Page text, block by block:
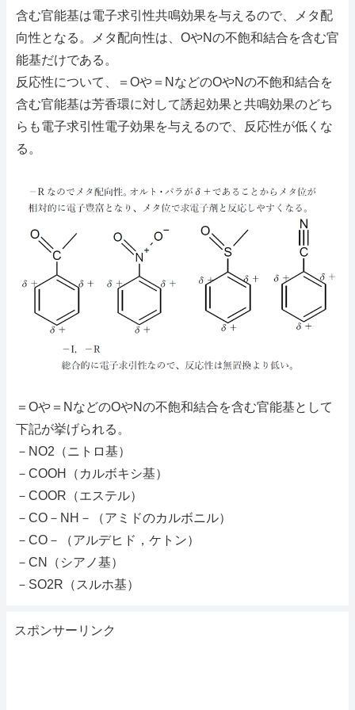
含む官能基は電子求引性共鳴効果を与えるので、メタ配
向性となる。メタ配向性は、OやNの不飽和結合を含む官
能基だけである。
反応性について、＝Oや＝NなどのOやNの不飽和結合を
含む官能基は芳香環に対して誘起効果と共鳴効果のどち
らも電子求引性電子効果を与えるので、反応性が低くな
る。
＝Oや＝NなどのOやNの不飽和結合を含む官能基として
下記が挙げられる。
－NO2（ニトロ基）
－COOH（カルボキシ基）
－COOR（エステル）
－CO－NH－（アミドのカルボニル）
－CO－（アルデヒド，ケトン）
－CN（シアノ基）
－SO2R（スルホ基）
スポンサーリンク